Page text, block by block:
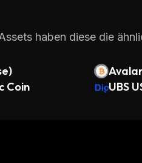
haben diese die
BTC
Coin
UBS